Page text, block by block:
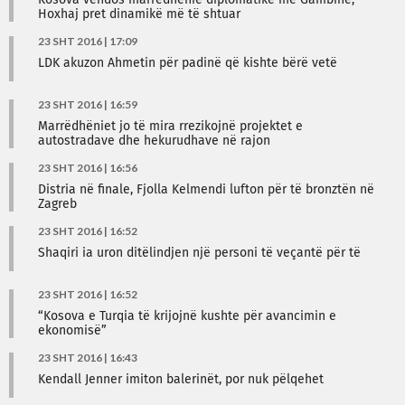
Hoxhaj pret dinamikë më të shtuar
23 SHT 2016 | 17:09
LDK akuzon Ahmetin për padinë që kishte bërë vetë
23 SHT 2016 | 16:59
Marrëdhëniet jo të mira rrezikojnë projektet e
autostradave dhe hekurudhave në rajon
23 SHT 2016 | 16:56
Distria në finale, Fjolla Kelmendi lufton për të bronztën në
Zagreb
23 SHT 2016 | 16:52
Shaqiri ia uron ditëlindjen një personi të veçantë për të
23 SHT 2016 | 16:52
“Kosova e Turqia të krijojnë kushte për avancimin e
ekonomisë”
23 SHT 2016 | 16:43
Kendall Jenner imiton balerinët, por nuk pëlqehet